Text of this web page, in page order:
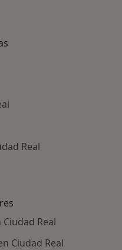
Real
Real
Ciudad Real